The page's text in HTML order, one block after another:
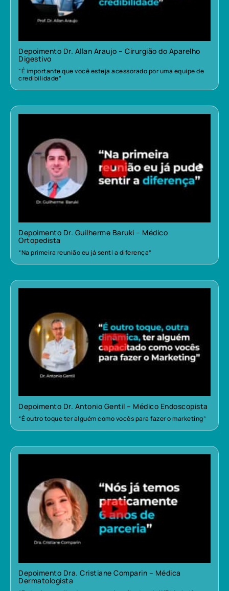
Depoimento Dr. Allan Araujo – Cirurgião do Aparelho
Digestivo
“É importante que você esteja acessorado por uma equipe de
credibilidade”
Depoimento Dr. Guilherme Baruki – Médico
Ortopedista
“Na primeira reunião eu já senti a diferença”
Depoimento Dr. Antonio Gentil – Médico Endoscopista
“É outro toque ter alguém como vocês para fazer o marketing”
Depoimento Dra. Cristiane Comparin – Médica
Dermatologista